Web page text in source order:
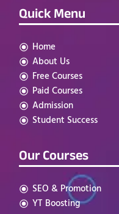
Quick Menu
Home
About Us
Free Courses
Paid Courses
Admission
Student Success
Our Courses
SEO & Promotion
YT Boosting